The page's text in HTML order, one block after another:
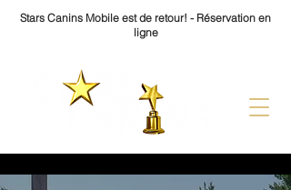
Stars Canins Mobile est de retour! - Réservation en
ligne